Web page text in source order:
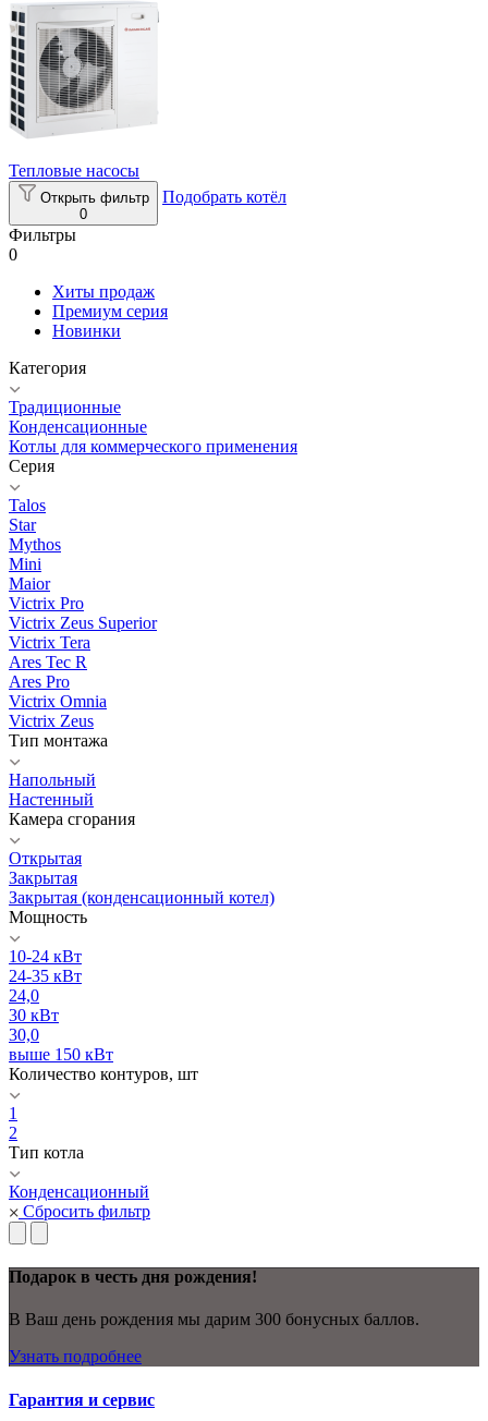
Тепловые насосы
Открыть фильтр
0
Подобрать котёл
Фильтры
0
Хиты продаж
Премиум серия
Новинки
Категория
Традиционные
Конденсационные
Котлы для коммерческого применения
Серия
Talos
Star
Mythos
Mini
Maior
Victrix Pro
Victrix Zeus Superior
Victrix Tera
Ares Tec R
Ares Pro
Victrix Omnia
Victrix Zeus
Тип монтажа
Напольный
Настенный
Камера сгорания
Открытая
Закрытая
Закрытая (конденсационный котел)
Мощность
10-24 кВт
24-35 кВт
24,0
30 кВт
30,0
выше 150 кВт
Количество контуров, шт
1
2
Тип котла
Конденсационный
Сбросить фильтр
Подарок в честь дня рождения!
В Ваш день рождения мы дарим 300 бонусных баллов.
Узнать подробнее
Гарантия и сервис